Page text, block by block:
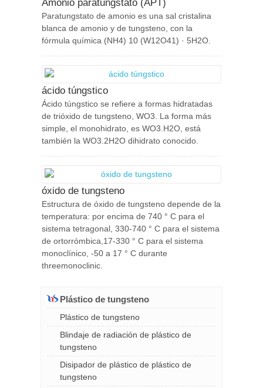
Amonio paratungstato (APT)
Paratungstato de amonio es una sal cristalina
blanca de amonio y de tungsteno, con la
fórmula química (NH4) 10 (W12O41) · 5H2O.
ácido túngstico
Ácido túngstico se refiere a formas hidratadas
de trióxido de tungsteno, WO3. La forma más
simple, el monohidrato, es WO3.H2O, está
también la WO3.2H2O dihidrato conocido.
óxido de tungsteno
Estructura de óxido de tungsteno depende de la
temperatura: por encima de 740 ° C para el
sistema tetragonal, 330-740 ° C para el sistema
de ortorrómbica,17-330 ° C para el sistema
monoclínico, -50 a 17 ° C durante
threemonoclinic.
Plástico de tungsteno
Plástico de tungsteno
Blindaje de radiación de plástico de
tungsteno
Disipador de plástico de plástico de
tungsteno